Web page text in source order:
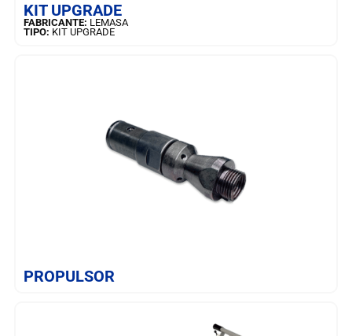
KIT UPGRADE
FABRICANTE: LEMASA
TIPO: KIT UPGRADE
PROPULSOR